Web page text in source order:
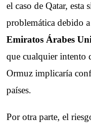
el caso de Qatar, esta
problemática debido
Emiratos Árabes
que cualquier intento
Ormuz implicaría
países.
Por otra parte, el